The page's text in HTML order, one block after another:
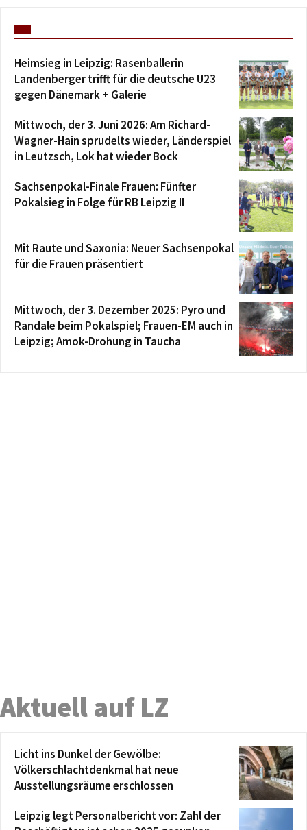
Heimsieg in Leipzig: Rasenballerin
Landenberger trifft für die deutsche U23
gegen Dänemark + Galerie
Mittwoch, der 3. Juni 2026: Am Richard-
Wagner-Hain sprudelts wieder, Länderspiel
in Leutzsch, Lok hat wieder Bock
Sachsenpokal-Finale Frauen: Fünfter
Pokalsieg in Folge für RB Leipzig II
Mit Raute und Saxonia: Neuer Sachsenpokal
für die Frauen präsentiert
Mittwoch, der 3. Dezember 2025: Pyro und
Randale beim Pokalspiel; Frauen-EM auch in
Leipzig; Amok-Drohung in Taucha
Aktuell auf LZ
Licht ins Dunkel der Gewölbe:
Völkerschlachtdenkmal hat neue
Ausstellungsräume erschlossen
Leipzig legt Personalbericht vor: Zahl der